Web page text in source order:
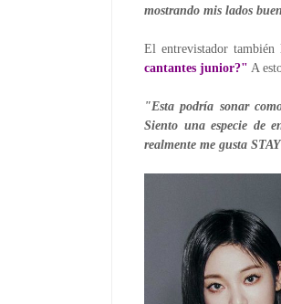
mostrando mis lados
El entrevistador también
cantantes junior?" A
"Esta podría sonar
Siento una especie de
realmente me gusta